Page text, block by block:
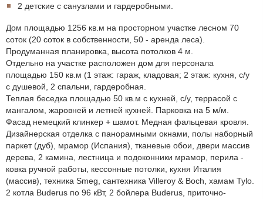
2 детские с санузлами и гардеробными.
Дом площадью 1256 кв.м на просторном участке лесном 70
соток (20 соток в собственности, 50 - аренда леса).
Продуманная планировка, высота потолков 4 м.
Отдельно на участке расположен дом для персонала
площадью 150 кв.м (1 этаж: гараж, кладовая; 2 этаж: кухня, с/у
с душевой, 2 спальни, гардеробная.
Теплая беседка площадью 50 кв.м с кухней, с/у, террасой с
мангалом, жаровней и летней кухней. Парковка на 5 м/м.
Фасад немецкий клинкер + шамот. Медная фальцевая кровля.
Дизайнерская отделка с панорамными окнами, полы наборный
паркет (дуб), мрамор (Испания), тканевые обои, двери массив
дерева, 2 камина, лестница и подоконники мрамор, перила -
ковка ручной работы, кессонные потолки, кухня Италия
(массив), техника Smeg, сантехника Villeroy & Boch, хамам Tylo.
2 котла Buderus по 96 кВт, 2 бойлера Buderus, приточно-